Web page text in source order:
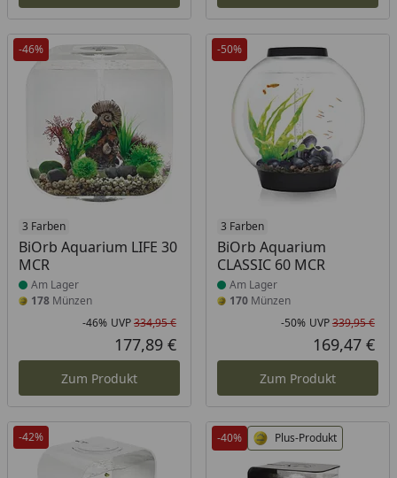
-46%
3 Farben
BiOrb Aquarium LIFE 30
MCR
Produkt am Lager
Am Lager
178 Münzen
Rabatt in Prozent
-46%
Ursprünglicher Preis
UVP334,95 €
Aktueller Preis
177,89 €
Zum Produkt
-50%
3 Farben
BiOrb Aquarium
CLASSIC 60 MCR
Produkt am Lager
Am Lager
170Münzen
-50% UVP339,95 €
169,47 €
Zum Produkt
-42% -40% Plus-Produkt